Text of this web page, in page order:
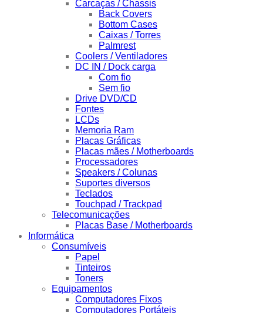
Carcaças / Chassis
Back Covers
Bottom Cases
Caixas / Torres
Palmrest
Coolers / Ventiladores
DC IN / Dock carga
Com fio
Sem fio
Drive DVD/CD
Fontes
LCDs
Memoria Ram
Placas Gráficas
Placas mães / Motherboards
Processadores
Speakers / Colunas
Suportes diversos
Teclados
Touchpad / Trackpad
Telecomunicações
Placas Base / Motherboards
Informática
Consumíveis
Papel
Tinteiros
Toners
Equipamentos
Computadores Fixos
Computadores Portáteis